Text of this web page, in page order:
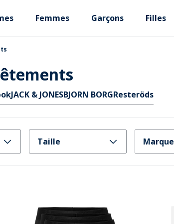
Femmes Garçons Filles
JACK & JONESBJORN BORGResteröds
Taille Marque